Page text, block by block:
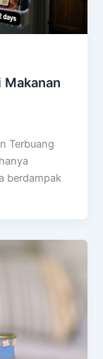
Makanan
Terbuang
berdampak